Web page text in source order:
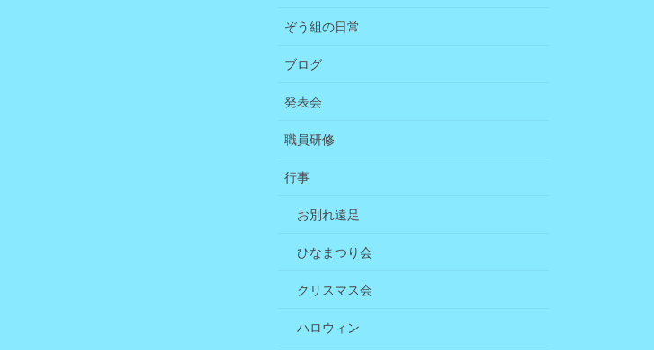
ぞう組の日常
ブログ
発表会
職員研修
行事
お別れ遠足
ひなまつり会
クリスマス会
ハロウィン